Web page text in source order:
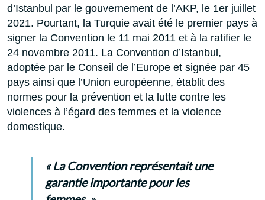
d’Istanbul par le gouvernement de l’AKP, le 1er juillet
2021. Pourtant, la Turquie avait été le premier pays à
signer la Convention le 11 mai 2011 et à la ratifier le
24 novembre 2011. La Convention d’Istanbul,
adoptée par le Conseil de l’Europe et signée par 45
pays ainsi que l’Union européenne, établit des
normes pour la prévention et la lutte contre les
violences à l’égard des femmes et la violence
domestique.
« La Convention représentait une
garantie importante pour les